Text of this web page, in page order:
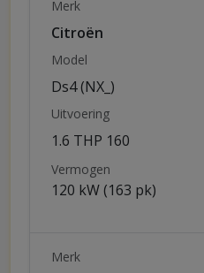
Merk
Citroën
Model
Ds4 (NX_)
Uitvoering
1.6 THP 160
Vermogen
120 kW (163 pk)
Merk